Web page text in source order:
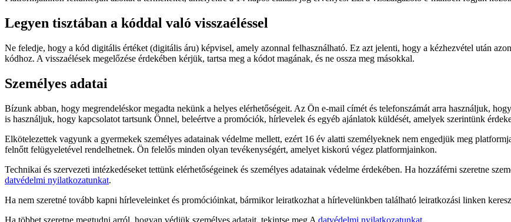
Legyen tisztában a kóddal való visszaéléssel
Ne feledje, hogy a kód digitális értéket (digitális áru) képvisel, amely azonnal felhasználható. Ez azt jelenti, hogy a kézhezvétel után
kódhoz. A visszaélések megelőzése érdekében kérjük, tartsa meg a kódot magának, és ne ossza meg másokkal.
Személyes adatai
Bízunk abban, hogy megrendeléskor megadta nekünk a helyes elérhetőségeit. Az Ön e-mail címét és telefonszámát arra használjuk,
is használjuk, hogy kapcsolatot tartsunk Önnel, beleértve a promóciók, hírlevelek és egyéb ajánlatok küldését, amelyek szerintünk
Elkötelezettek vagyunk a gyermekek személyes adatainak védelme mellett, ezért 16 év alatti személyeknek nem engedjük meg
felnőtt felügyeletével rendelhetnek. Ön felelős minden olyan tevékenységért, amelyet kiskorú végez platformjainkon.
Technikai és szervezeti intézkedéseket tettünk elérhetőségeinek és személyes adatainak védelme érdekében. Ha hozzáférni szeretne
datvédelmi nyilatkozatunkat.
Ha nem szeretné tovább kapni hírleveleinket és promócióinkat, bármikor leiratkozhat a hírlevelünkben található leiratkozási linken
Ha többet szeretne megtudni arról, hogyan védjük személyes adatait, tekintse meg A datvédelmi nyilatkozatunkat.